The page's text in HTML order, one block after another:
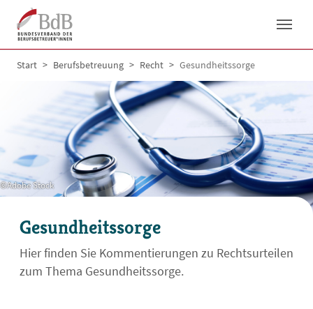
Skip to main navigation
Skip to main content
Skip to page footer
You are here:
Start Berufsbetreuung Recht Gesundheitssorge
©Adobe Stock
Gesundheitssorge
Hier finden Sie Kommentierungen zu Rechtsurteilen
zum Thema Gesundheitssorge.